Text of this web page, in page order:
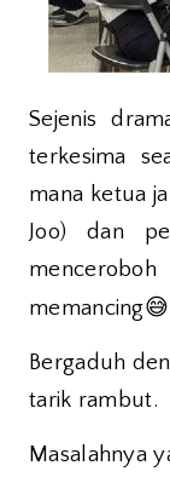
Sejenis
terkesima
mana ketua
Joo) dan
memancing😅
Bergaduh
tarik rambut.
Masalahnya